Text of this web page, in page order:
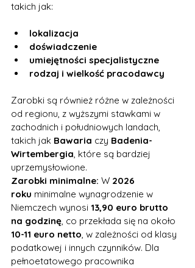
takich jak:
lokalizacja
doświadczenie
umiejętności specjalistyczne
rodzaj i wielkość pracodawcy
Zarobki są również różne w zależności
od regionu, z wyższymi stawkami w
zachodnich i południowych landach,
takich jak Bawaria czy Badenia-
Wirtembergia, które są bardziej
uprzemysłowione.
Zarobki minimalne: W 2026
roku minimalne wynagrodzenie w
Niemczech wynosi 13,90 euro brutto
na godzinę, co przekłada się na około
10-11 euro netto, w zależności od klasy
podatkowej i innych czynników. Dla
pełnoetatowego pracownika